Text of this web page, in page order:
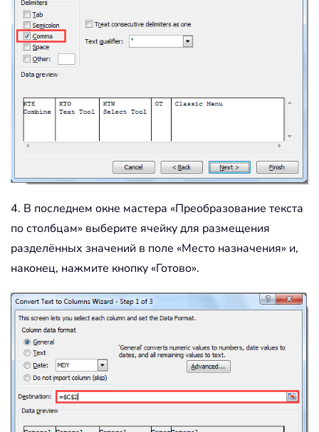
4. В последнем окне мастера «Преобразование текста
по столбцам» выберите ячейку для размещения
разделённых значений в поле «Место назначения» и,
наконец, нажмите кнопку «Готово».